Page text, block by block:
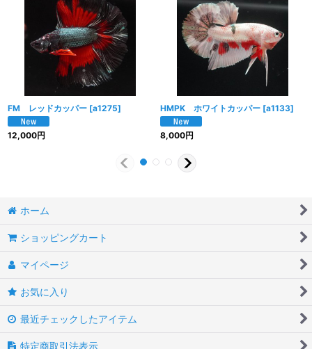
FM レッドカッパー [a1275]
12,000円
HMPK ホワイトカッパー [a1133]
8,000円
ホーム
ショッピングカート
マイページ
お気に入り
最近チェックしたアイテム
特定商取引法表示